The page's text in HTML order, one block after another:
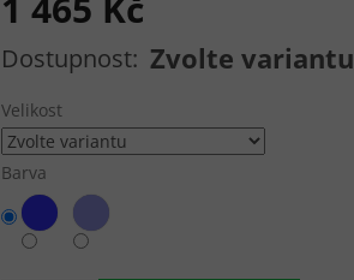
Měrná cena: Zvolte variantu
Velikost
Barva